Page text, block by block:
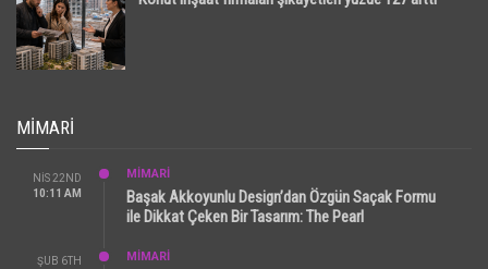
MIMARI
NIS 22ND
10:11 AM
MİMARİ
Başak Akkoyunlu Design’dan Özgün Saçak Formu
ile Dikkat Çeken Bir Tasarım: The Pearl
ŞUB 6TH
MİMARİ